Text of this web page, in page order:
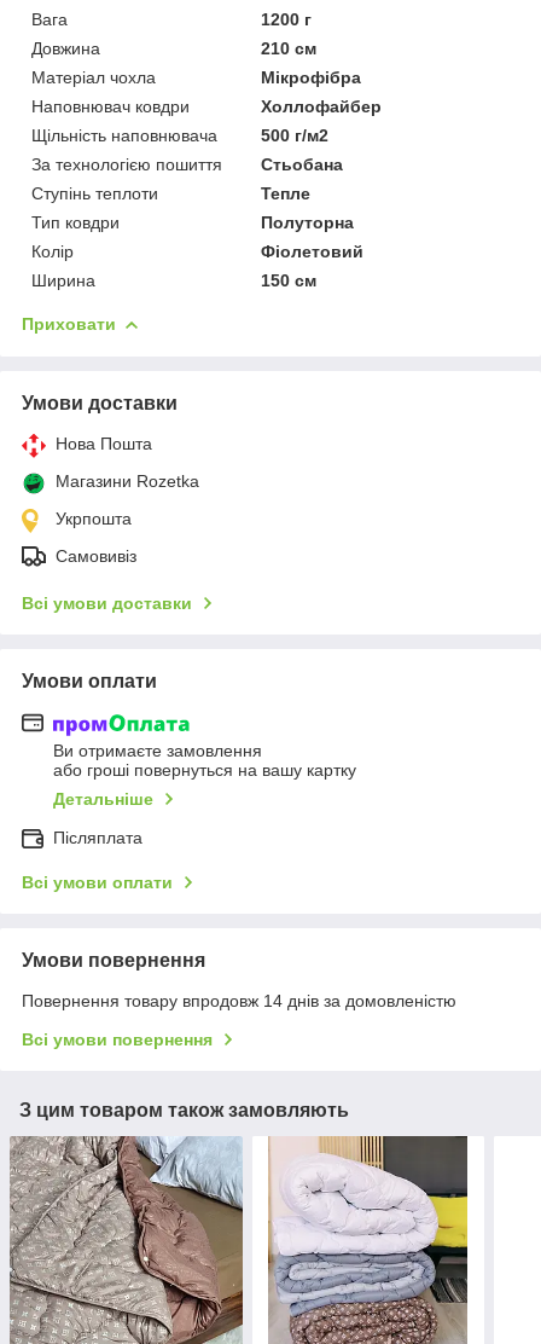
Вага
1200 г
Довжина
210 см
Матеріал чохла
Мікрофібра
Наповнювач ковдри
Холлофайбер
Щільність наповнювача
500 г/м2
За технологією пошиття
Стьобана
Ступінь теплоти
Тепле
Тип ковдри
Полуторна
Колір
Фіолетовий
Ширина
150 см
Приховати
Умови доставки
Нова Пошта
Магазини Rozetka
Укрпошта
Самовивіз
Всі умови доставки
Умови оплати
Ви отримаєте замовлення
або гроші повернуться на вашу картку
Детальніше
Післяплата
Всі умови оплати
Умови повернення
Повернення товару впродовж 14 днів за домовленістю
Всі умови повернення
З цим товаром також замовляють